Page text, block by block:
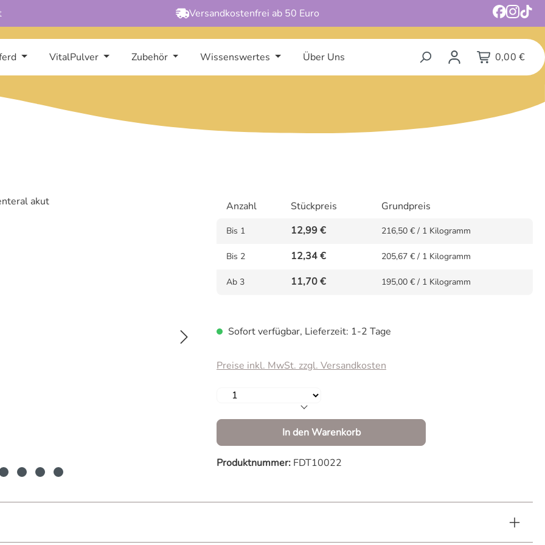
Versandkostenfrei ab 50 Euro
VitalPulver Zubehör Wissenswertes Über Uns 0,00 €
Anzahl Stückpreis Grundpreis
Bis 1 12,99 € 216,50 € / 1 Kilogramm
Bis 2 12,34 € 205,67 € / 1 Kilogramm
Ab 3 11,70 € 195,00 € / 1 Kilogramm
Sofort verfügbar, Lieferzeit: 1-2 Tage
Preise inkl. MwSt. zzgl. Versandkosten
Produkt Anzahl: Gib den gewünschten Wert ein
In den Warenkorb
Produktnummer: FDT10022